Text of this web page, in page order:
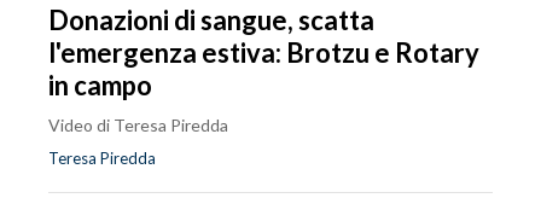
Donazioni di sangue, scatta
l'emergenza estiva: Brotzu e Rotary
in campo
Video di Teresa Piredda
Teresa Piredda